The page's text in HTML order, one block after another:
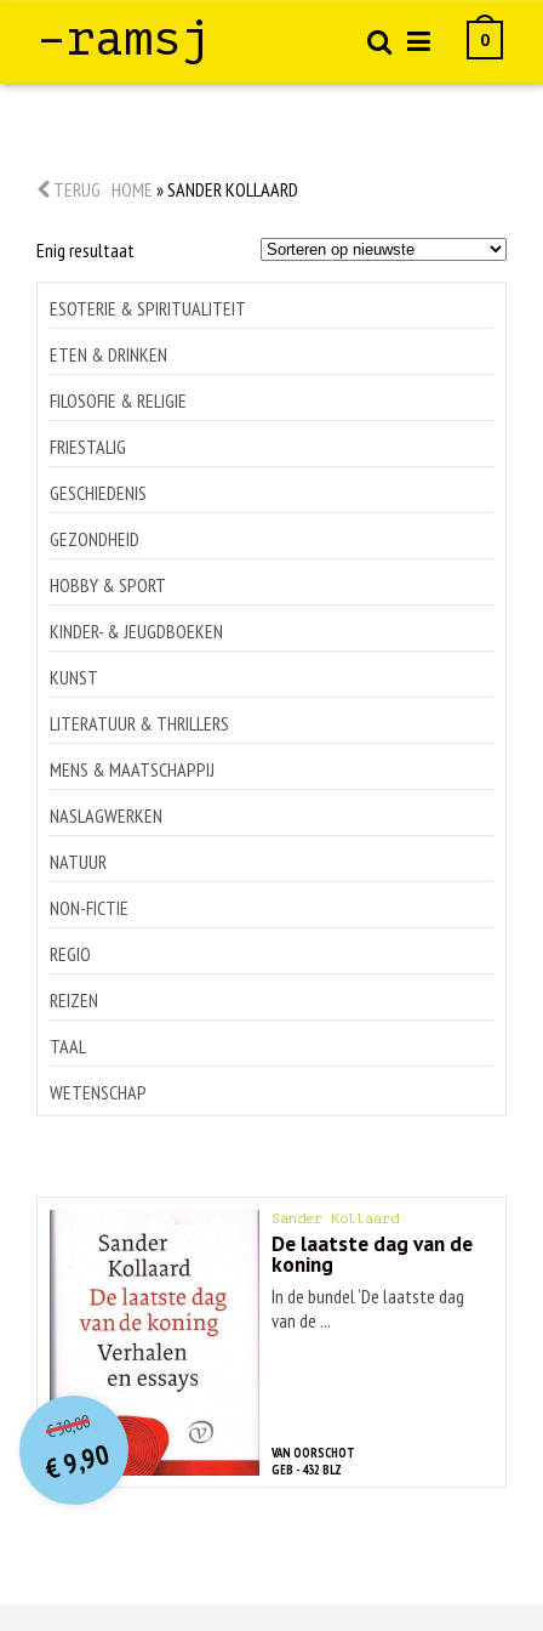
–ramsj 0
TERUG HOME »SANDER KOLLAARD
Enig resultaat
ESOTERIE & SPIRITUALITEIT
ETEN & DRINKEN
FILOSOFIE & RELIGIE
FRIESTALIG
GESCHIEDENIS
GEZONDHEID
HOBBY & SPORT
KINDER- & JEUGDBOEKEN
KUNST
LITERATUUR & THRILLERS
MENS & MAATSCHAPPIJ
NASLAGWERKEN
NATUUR
NON-FICTIE
REGIO
REIZEN
TAAL
WETENSCHAP
Sander Kollaard
De laatste dag van de
koning
In de bundel ‘De laatste dag
van de ...
VAN OORSCHOT
GEB - 432 BLZ
€30,00O
orspr
onkelijke
prijs
was:
€ 30,00.
€9,90
Huidige
prijs
is:
€ 9,90.